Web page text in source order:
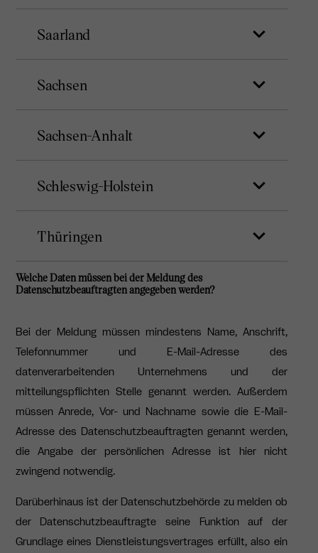
Saarland
Sachsen
Sachsen-Anhalt
Schleswig-Holstein
Thüringen
Welche Daten müssen bei der Meldung des
Datenschutzbeauftragten angegeben werden?
Bei der Meldung müssen mindestens Name, Anschrift,
Telefonnummer und E-Mail-Adresse des
datenverarbeitenden Unternehmens und der
mitteilungspflichten Stelle genannt werden. Außerdem
müssen Anrede, Vor- und Nachname sowie die E-Mail-
Adresse des Datenschutzbeauftragten genannt werden,
die Angabe der persönlichen Adresse ist hier nicht
zwingend notwendig.
Darüberhinaus ist der Datenschutzbehörde zu melden ob
der Datenschutzbeauftragte seine Funktion auf der
Grundlage eines Dienstleistungsvertrages erfüllt, also ein